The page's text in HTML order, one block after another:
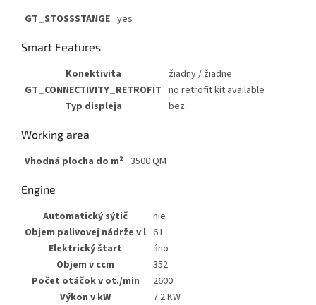
GT_STOSSSTANGE yes
Smart Features
Konektivita
žiadny / žiadne
GT_CONNECTIVITY_RETROFIT no retrofit kit available
Typ displeja
bez
Working area
Vhodná plocha do m² 3500 QM
Engine
Automatický sýtič
nie
Objem palivovej nádrže v l 6 L
Elektrický štart
áno
Objem v ccm
352
Počet otáčok v ot./min
2600
Výkon v kW
7.2 KW